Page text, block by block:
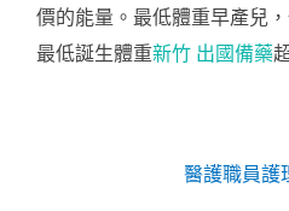
價的能量。最低體重早產兒
最低誕生體重新竹 出國備藥
醫護職員護